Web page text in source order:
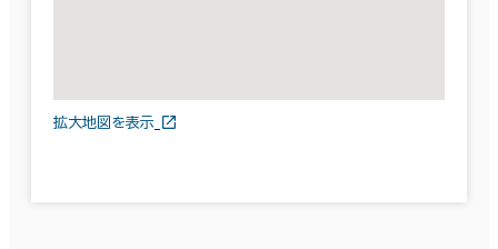
拡大地図を表示